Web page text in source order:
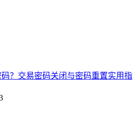
？交易密码关闭与密码重置实用指